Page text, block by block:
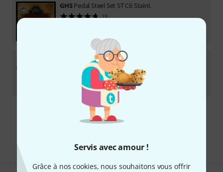
Servis avec amour !
Grâce à nos cookies, nous souhaitons vous offrir
GHSPedal Steel Set ST C6 Stainl.
19
Slider 014/037
16
Disponible immédiatement
14,70€
Envoi gratuit à partir de 69 €